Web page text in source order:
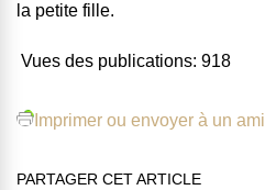
la petite fille.
Vues des publications: 918
Imprimer ou envoyer à un ami
PARTAGER CET ARTICLE